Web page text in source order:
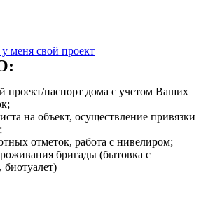
меня свой проект
проект/паспорт дома с учетом Ваших
на объект, осуществление привязки
отметок, работа с нивелиром;
бригады (бытовка с